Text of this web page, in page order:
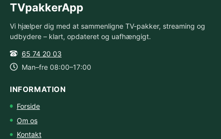
TVpakkerApp
Vi hjælper dig med at sammenligne TV-pakker, streaming og
udbydere – klart, opdateret og uafhængigt.
65 74 20 03
Man–fre 08:00–17:00
INFORMATION
Forside
Om os
Kontakt